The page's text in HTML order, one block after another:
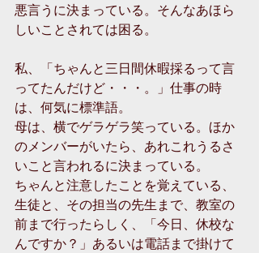
悪言うに決まっている。そんなあほら
しいことされては困る。
私、「ちゃんと三日間休暇採るって言
ってたんだけど・・・。」仕事の時
は、何気に標準語。
母は、横でゲラゲラ笑っている。ほか
のメンバーがいたら、あれこれうるさ
いこと言われるに決まっている。
ちゃんと注意したことを覚えている、
生徒と、その担当の先生まで、教室の
前まで行ったらしく、「今日、休校な
んですか？」あるいは電話まで掛けて